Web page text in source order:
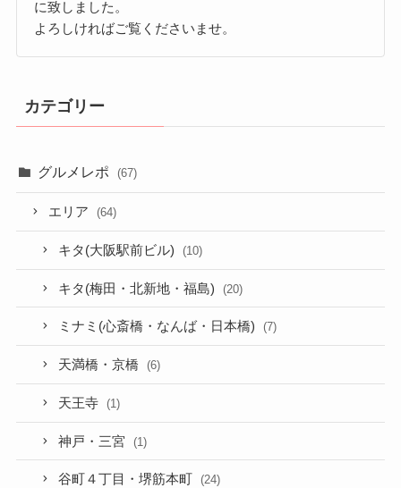
に致しました。
よろしければご覧くださいませ。
カテゴリー
グルメレポ (67)
エリア (64)
キタ(大阪駅前ビル) (10)
キタ(梅田・北新地・福島) (20)
ミナミ(心斎橋・なんば・日本橋) (7)
天満橋・京橋 (6)
天王寺 (1)
神戸・三宮 (1)
谷町４丁目・堺筋本町 (24)